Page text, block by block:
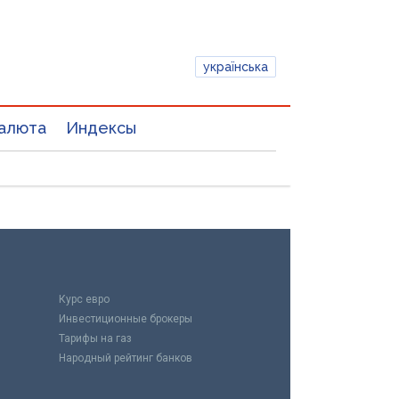
українська
Индексы
Курс евро
Инвестиционные брокеры
Тарифы на газ
Народный рейтинг банков